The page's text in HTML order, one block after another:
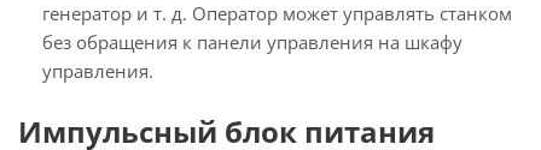
генератор и т. д. Оператор может управлять станком
без обращения к панели управления на шкафу
управления.
Импульсный блок питания